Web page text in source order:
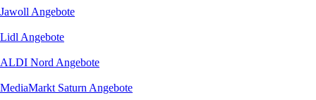
Jawoll Angebote
Lidl Angebote
ALDI Nord Angebote
MediaMarkt Saturn Angebote